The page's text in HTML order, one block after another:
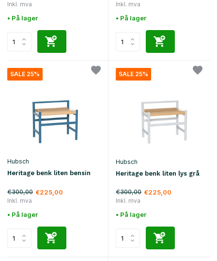
Inkl. mva
• På lager
Inkl. mva
• På lager
SALE 25%
Hubsch
Heritage benk liten bensin
€300,00 €225,00
Inkl. mva
• På lager
SALE 25%
Hubsch
Heritage benk liten lys grå
€300,00 €225,00
Inkl. mva
• På lager